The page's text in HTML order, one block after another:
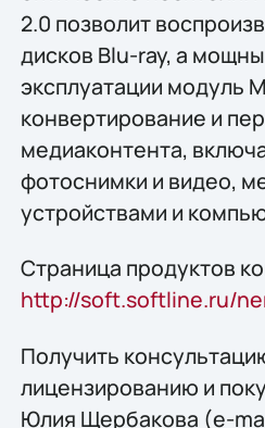
2.0 позволит
дисков Blu-ray, а
эксплуатации модуль
конвертирование и
медиаконтента,
фотоснимки и видео,
устройствами и
Страница продуктов
http://soft.softline.ru/
Получить
лицензированию и
Юлия Щербакова (e-